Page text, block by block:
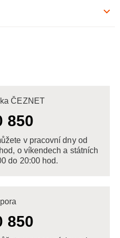
ČEZNET
850
v pracovní dny od
o víkendech a státních
do 20:00 hod.
850